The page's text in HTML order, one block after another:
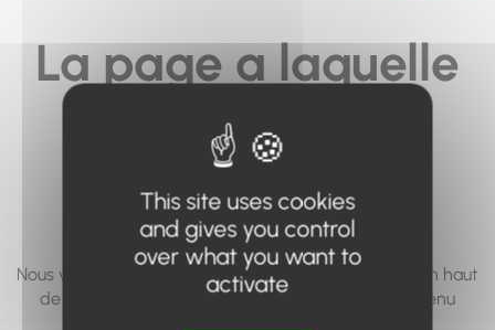
La page a laquelle
vous cherchez à
accéder n'existe
pas... ou plus.
Nous vous invitons à utiliser le moteur de recherche en haut
de page, ou à utiliser le menu pour trouver le contenu
This site uses cookies
and gives you control
over what you want to
activate